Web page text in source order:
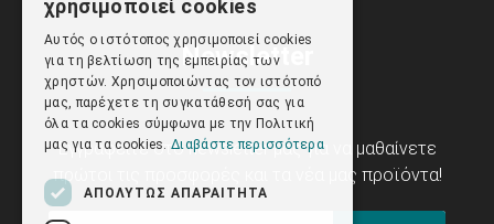
Newsletter
Εγγραφείτε στο newsletter μας για να μαθαίνετε
πρώτοι τις προσφορές και τα νέα μας προϊόντα!
χρησιμοποιεί cookies
Αυτός ο ιστότοπος χρησιμοποιεί cookies
για τη βελτίωση της εμπειρίας των
χρηστών. Χρησιμοποιώντας τον ιστότοπό
μας, παρέχετε τη συγκατάθεσή σας για
όλα τα cookies σύμφωνα με την Πολιτική
μας για τα cookies. Διαβάστε περισσότερα
ΑΠΟΛΎΤΩΣ ΑΠΑΡΑΊΤΗΤΑ